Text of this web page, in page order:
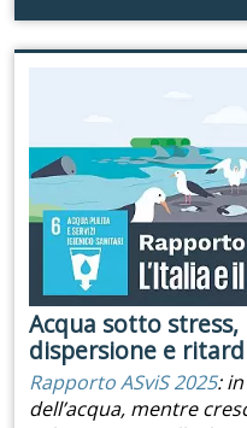
Acqua sotto
dispersione e
Rapporto ASviS 2025:
dell’acqua, mentre